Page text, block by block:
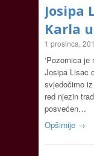
Josipa
Karla
1 prosinca,
‘Pozornica je
Josipa Lisac
svjedočimo
red njezin
posvećen…
Opširnije →